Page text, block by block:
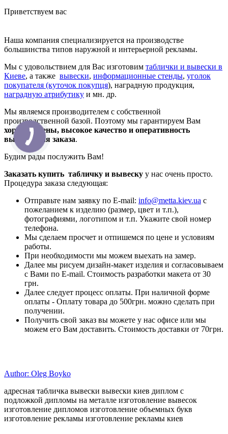
Приветствуем вас
Наша компания специализируется на производстве
большинства типов наружной и интерьерной рекламы.
Мы с удовольствием для Вас изготовим таблички и вывески в
Киеве, а также вывески, информационные стенды, уголок
покупателя (куточок покупця), наградную продукция,
наградную атрибутику и мн. др.
Мы являемся производителем с собственной
производственной базой. Поэтому мы гарантируем Вам
хорошие цены, высокое качество и оперативность
выполнения заказа.
Будим рады послужить Вам!
Заказать купить табличку и вывеску у нас очень просто.
Процедура заказа следующая:
Отправьте нам заявку по E-mail: info@metta.kiev.ua с
пожеланием к изделию (размер, цвет и т.п.),
фотографиями, логотипом и т.п. Укажите свой номер
телефона.
Мы сделаем просчет и отпишемся по цене и условиям
работы.
При необходимости мы можем выехать на замер.
Далее мы рисуем дизайн-макет изделия и согласовываем
с Вами по E-mail. Стоимость разработки макета от 30
грн.
Далее следует процесс оплаты. При наличной форме
оплаты - Оплату товара до 500грн. можно сделать при
получении.
Получить свой заказ вы можете у нас офисе или мы
можем его Вам доставить. Стоимость доставки от 70грн.
Author: Oleg Boyko
адресная табличка вывески вывески киев диплом с
подложкой дипломы на металле изготовление вывесок
изготовление дипломов изготовление объемных букв
изготовление рекламы изготовление рекламы киев